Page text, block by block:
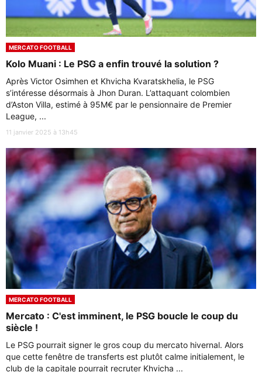
MERCATO FOOTBALL
Kolo Muani : Le PSG a enfin trouvé la solution ?
Après Victor Osimhen et Khvicha Kvaratskhelia, le PSG
s’intéresse désormais à Jhon Duran. L’attaquant colombien
d’Aston Villa, estimé à 95M€ par le pensionnaire de Premier
League, ...
11 janvier 2025 à 13h45
MERCATO FOOTBALL
Mercato : C'est imminent, le PSG boucle le coup du
siècle !
Le PSG pourrait signer le gros coup du mercato hivernal. Alors
que cette fenêtre de transferts est plutôt calme initialement, le
club de la capitale pourrait recruter Khvicha ...